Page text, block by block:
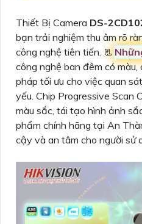
Thiết Bị Camera DS-
bạn trải nghiệm thu âm rõ
công nghệ tiên tiến. 📃
công nghệ ban đêm có
pháp tối ưu cho việc quan
yếu. Chip Progressive Scan
màu sắc, tái tạo hình ảnh
phẩm chính hãng tại An
cậy và an tâm cho người sử